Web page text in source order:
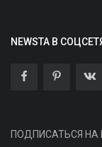
NEWSTA В
ПОДПИСАТЬСЯ НА